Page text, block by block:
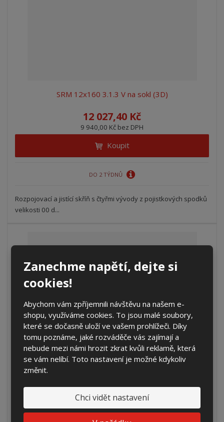
Zanechme napětí, dejte si
cookies!
Abychom vám zpříjemnili návštěvu na našem e-
shopu, využíváme cookies. To jsou malé soubory,
které se dočasně uloží ve vašem prohlížeči. Díky
tomu poznáme, jaké rozváděče vás zajímají a
nebude mezi námi hrozit zkrat kvůli reklamě, která
se vám nelíbí. Toto nastavení je možné kdykoliv
změnit.
Chci vidět nastavení
SRM 12x160 3.1.3 V na sokl (3D)
12 027,40 Kč
9 940,00 Kč bez DPH
Koupit
DO 2 TÝDNŮ
Rozpojovací a jistící skříň s čtyřmi vývody z pojistkových spodků
velikosti 00 d...
SRML 12x160 V vestavná i na sokl (AHVO)
Koupit